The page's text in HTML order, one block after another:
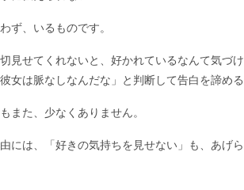
ず、いるものです。
見せてくれないと、好かれているなんて気づ
女は脈なしなんだな」と判断して告白を諦める
また、少なくありません。
には、「好きの気持ちを見せない」も、あげら